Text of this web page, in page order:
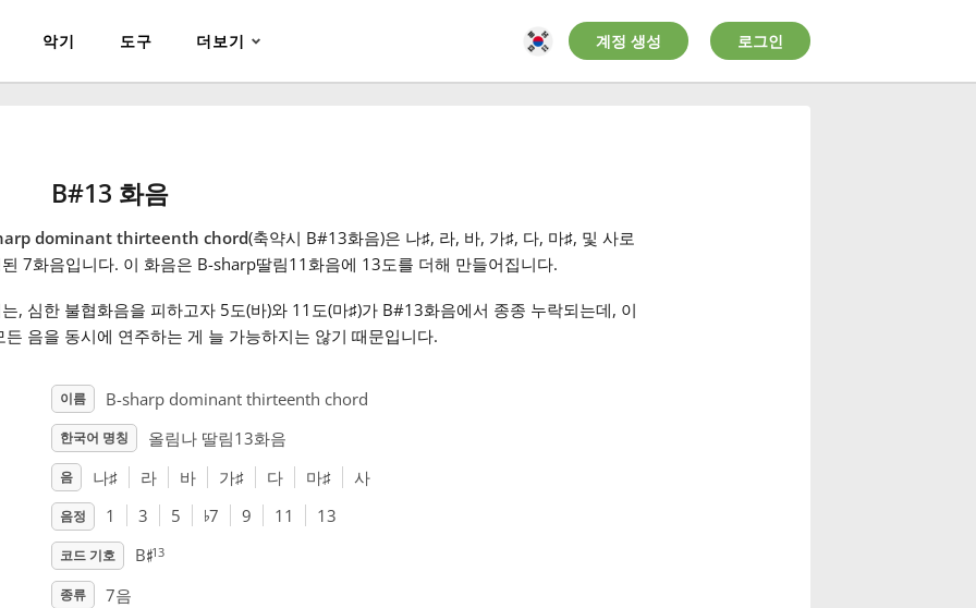
악기 도구 더보기 계정 생성 로그인
B#13 화음
dominant thirteenth chord(축약시 B#13화음)은 나♯, 라, 바, 가♯, 다, 마♯, 및 사로
7화음입니다. 이 화음은 B-sharp딸림11화음에 13도를 더해 만들어집니다.
, 심한 불협화음을 피하고자 5도(바)와 11도(마♯)가 B#13화음에서 종종 누락되는데, 이
든 음을 동시에 연주하는 게 늘 가능하지는 않기 때문입니다.
이름 B-sharp dominant thirteenth chord
한국어 명칭 올림나 딸림13화음
음 나♯ 라 바 가♯ 다 마♯ 사
음정 1 3 5 ♭7 9 11 13
코드 기호 B♯13
종류 7음